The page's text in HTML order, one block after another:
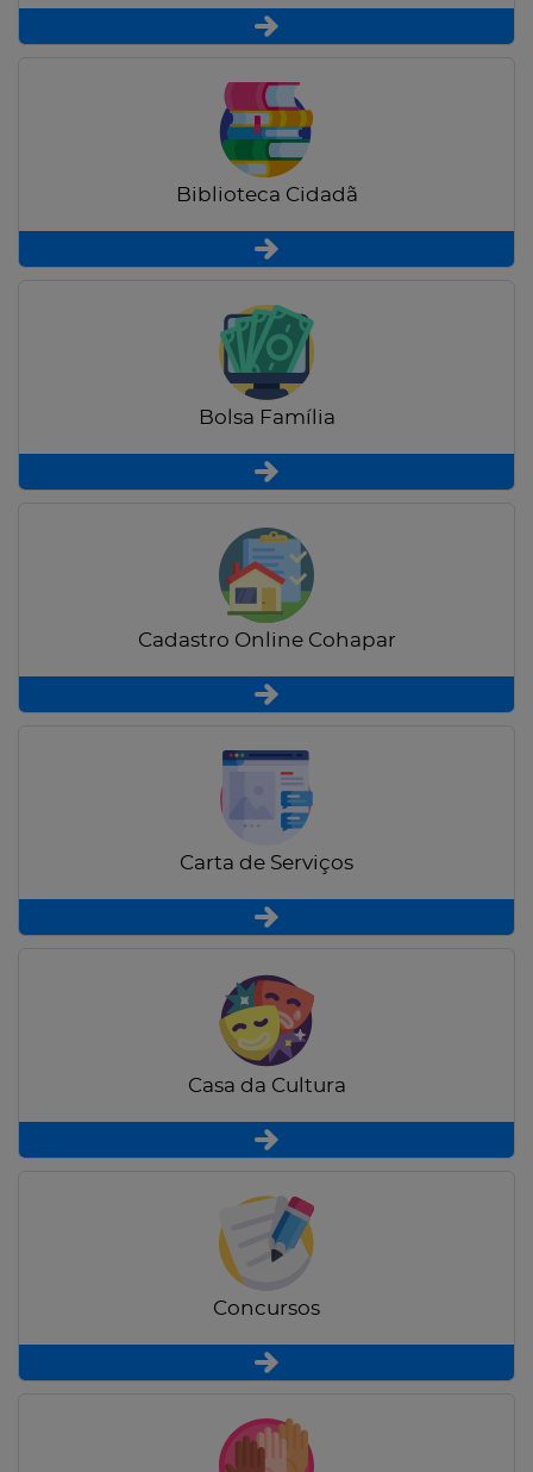
Biblioteca Cidadã
Bolsa Família
Cadastro Online Cohapar
Carta de Serviços
Casa da Cultura
Concursos